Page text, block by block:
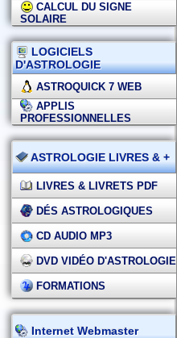
CALCUL DU SIGNE
SOLAIRE
LOGICIELS
D'ASTROLOGIE
ASTROQUICK 7 WEB
APPLIS
PROFESSIONNELLES
ASTROLOGIE LIVRES & +
LIVRES & LIVRETS PDF
DÉS ASTROLOGIQUES
CD AUDIO MP3
DVD VIDÉO D'ASTROLOGIE
FORMATIONS
Internet Webmaster